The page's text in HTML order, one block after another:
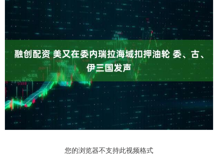
您的浏览器不支持此视频格式